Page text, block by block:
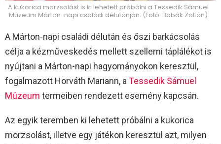
A kukorica morzsolást is ki lehetett próbálni a Tessedik Sámuel
Múzeum Márton-napi családi délutánján. (Fotó: Babák Zoltán)
A Márton-napi családi délután és őszi barkácsolás
célja a kézműveskedés mellett szellemi táplálékot is
nyújtani a Márton-napi hagyományokon keresztül,
fogalmazott Horváth Mariann, a Tessedik Sámuel
Múzeum termeiben rendezett esemény kapcsán.
Az egyik teremben ki lehetett próbálni a kukorica
morzsolást, illetve egy játékon keresztül azt, milyen